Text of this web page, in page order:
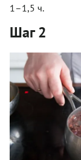
1–1,5 ч.
Шаг 2